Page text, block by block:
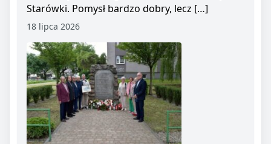
Starówki. Pomysł bardzo dobry, lecz […]
18 lipca 2026